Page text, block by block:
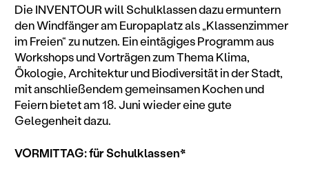
Die INVENTOUR will Schulklassen dazu ermuntern
den Windfänger am Europaplatz als „Klassenzimmer
im Freien“ zu nutzen. Ein eintägiges Programm aus
Workshops und Vorträgen zum Thema Klima,
Ökologie, Architektur und Biodiversität in der Stadt,
mit anschließendem gemeinsamen Kochen und
Feiern bietet am 18. Juni wieder eine gute
Gelegenheit dazu.
VORMITTAG: für Schulklassen*